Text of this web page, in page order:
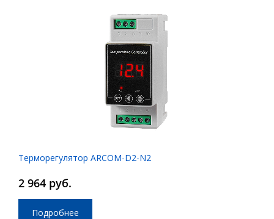
Терморегулятор ARCOM-D2-N2
2 964 руб.
Подробнее